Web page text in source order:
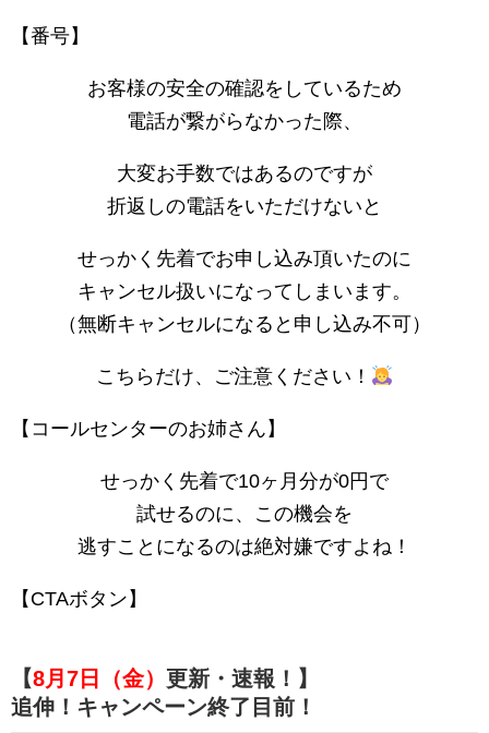
【番号】
お客様の安全の確認をしているため
電話が繋がらなかった際、
大変お手数ではあるのですが
折返しの電話をいただけないと
せっかく先着でお申し込み頂いたのに
キャンセル扱いになってしまいます。
（無断キャンセルになると申し込み不可）
こちらだけ、ご注意ください！
【コールセンターのお姉さん】
せっかく先着で10ヶ月分が0円で
試せるのに、この機会を
逃すことになるのは絶対嫌ですよね！
【CTAボタン】
【8月7日（金） 更新・速報！】
追伸！キャンペーン終了目前！